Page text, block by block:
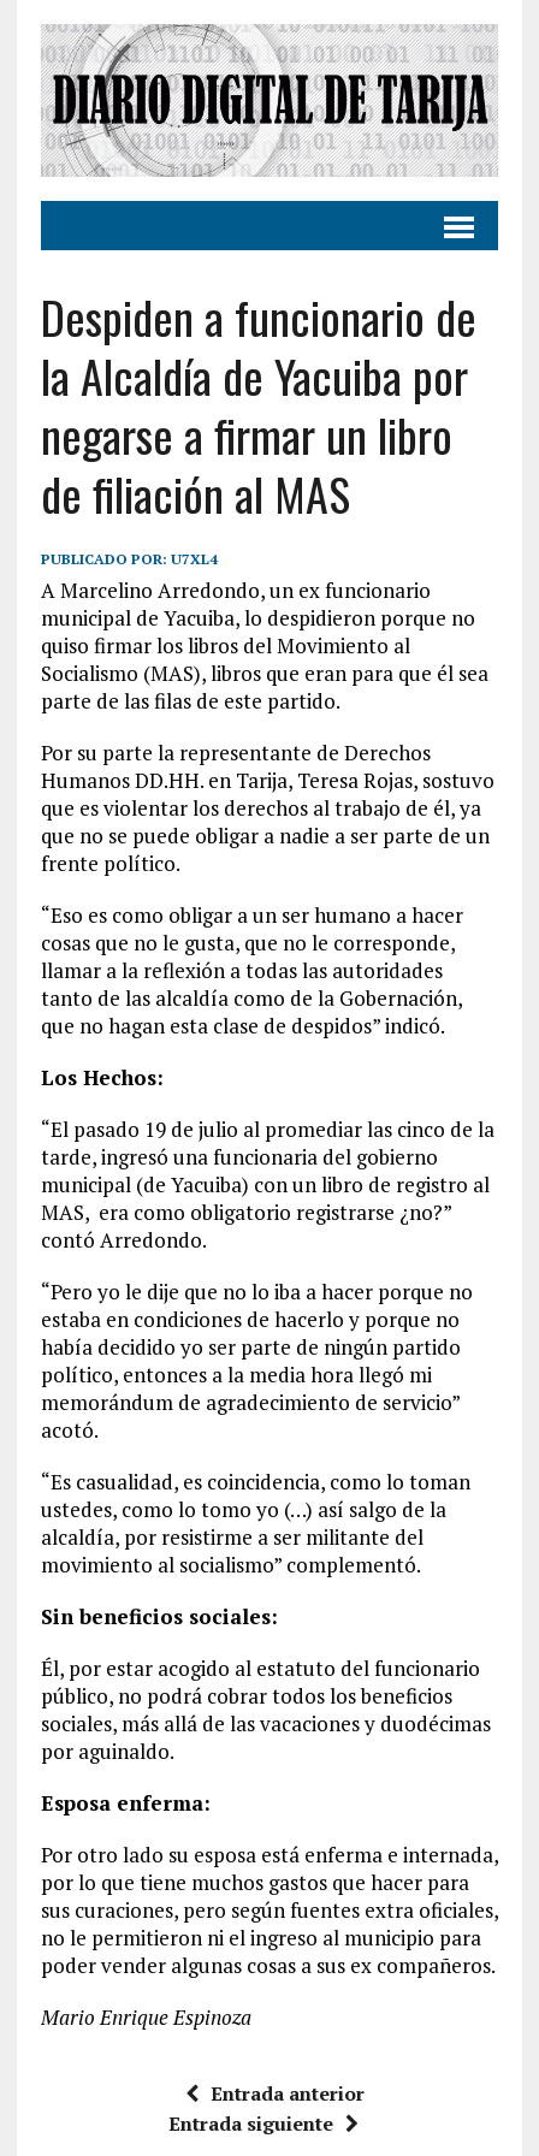
Despiden a funcionario de
la Alcaldía de Yacuiba por
negarse a firmar un libro
de filiación al MAS
PUBLICADO POR: U7XL4
A Marcelino Arredondo, un ex funcionario
municipal de Yacuiba, lo despidieron porque no
quiso firmar los libros del Movimiento al
Socialismo (MAS), libros que eran para que él sea
parte de las filas de este partido.
Por su parte la representante de Derechos
Humanos DD.HH. en Tarija, Teresa Rojas, sostuvo
que es violentar los derechos al trabajo de él, ya
que no se puede obligar a nadie a ser parte de un
frente político.
“Eso es como obligar a un ser humano a hacer
cosas que no le gusta, que no le corresponde,
llamar a la reflexión a todas las autoridades
tanto de las alcaldía como de la Gobernación,
que no hagan esta clase de despidos” indicó.
Los Hechos:
“El pasado 19 de julio al promediar las cinco de la
tarde, ingresó una funcionaria del gobierno
municipal (de Yacuiba) con un libro de registro al
MAS, era como obligatorio registrarse ¿no?”
contó Arredondo.
“Pero yo le dije que no lo iba a hacer porque no
estaba en condiciones de hacerlo y porque no
había decidido yo ser parte de ningún partido
político, entonces a la media hora llegó mi
memorándum de agradecimiento de servicio”
acotó.
“Es casualidad, es coincidencia, como lo toman
ustedes, como lo tomo yo (…) así salgo de la
alcaldía, por resistirme a ser militante del
movimiento al socialismo” complementó.
Sin beneficios sociales:
Él, por estar acogido al estatuto del funcionario
público, no podrá cobrar todos los beneficios
sociales, más allá de las vacaciones y duodécimas
por aguinaldo.
Esposa enferma:
Por otro lado su esposa está enferma e internada,
por lo que tiene muchos gastos que hacer para
sus curaciones, pero según fuentes extra oficiales,
no le permitieron ni el ingreso al municipio para
poder vender algunas cosas a sus ex compañeros.
Mario Enrique Espinoza
Entrada anterior
Entrada siguiente